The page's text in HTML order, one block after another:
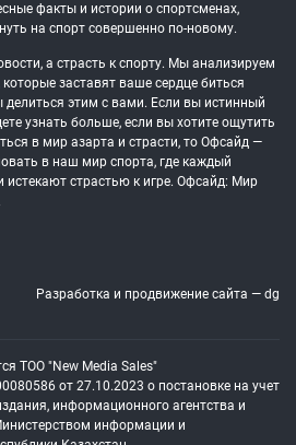
факты и истории о спортсменах,
на спорт совершенно по-новому.
а страсть к спорту. Мы анализируем
заставят ваше сердце биться
делиться этим с вами. Если вы истинный
узнать больше, если вы хотите ощутить
в мир азарта и страсти, то Офсайд —
в наш мир спорта, где каждый
истекают страстью к игре. Офсайд: Мир
Разработка и продвижение сайта — dg
ТОО "New Media Sales"
от 27.10.2023 о постановке на учет
информационного агентства и
информации и